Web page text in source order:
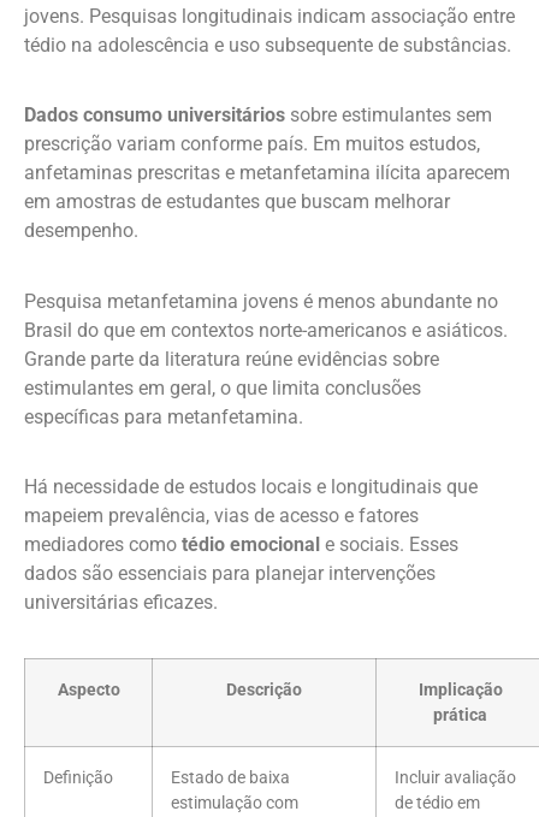
jovens. Pesquisas longitudinais indicam associação entre
tédio na adolescência e uso subsequente de substâncias.
Dados consumo universitários sobre estimulantes sem
prescrição variam conforme país. Em muitos estudos,
anfetaminas prescritas e metanfetamina ilícita aparecem
em amostras de estudantes que buscam melhorar
desempenho.
Pesquisa metanfetamina jovens é menos abundante no
Brasil do que em contextos norte-americanos e asiáticos.
Grande parte da literatura reúne evidências sobre
estimulantes em geral, o que limita conclusões
específicas para metanfetamina.
Há necessidade de estudos locais e longitudinais que
mapeiem prevalência, vias de acesso e fatores
mediadores como tédio emocional e sociais. Esses
dados são essenciais para planejar intervenções
universitárias eficazes.
Aspecto Descrição
Implicação
prática
Definição
Estado de baixa
estimulação com
Incluir avaliação
de tédio em